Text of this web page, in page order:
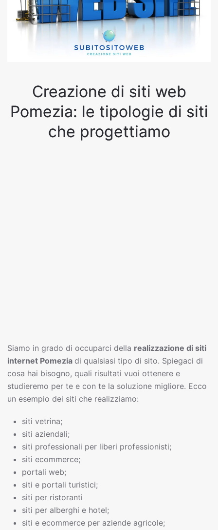
Creazione di siti web
Pomezia: le tipologie di siti
che progettiamo
Siamo in grado di occuparci della realizzazione di siti
internet Pomezia di qualsiasi tipo di sito. Spiegaci di
cosa hai bisogno, quali risultati vuoi ottenere e
studieremo per te e con te la soluzione migliore. Ecco
un esempio dei siti che realizziamo:
siti vetrina;
siti aziendali;
siti professionali per liberi professionisti;
siti ecommerce;
portali web;
siti e portali turistici;
siti per ristoranti
siti per alberghi e hotel;
siti e ecommerce per aziende agricole;